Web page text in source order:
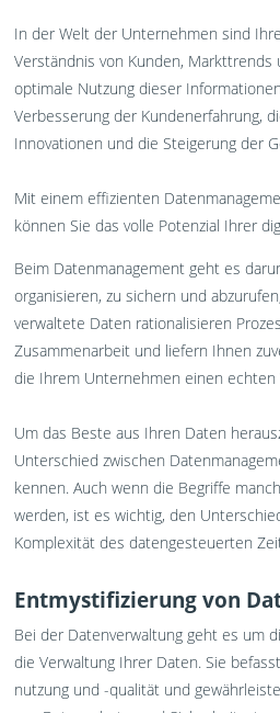
In der Welt der Unternehmen sind
Verständnis von Kunden, Markttrends
optimale Nutzung dieser
Verbesserung der Kundenerfahrung,
Innovationen und die Steigerung der
Mit einem effizienten
können Sie das volle Potenzial Ihrer
Beim Datenmanagement geht es
organisieren, zu sichern und
verwaltete Daten rationalisieren
Zusammenarbeit und liefern Ihnen
die Ihrem Unternehmen einen echten
Um das Beste aus Ihren Daten
Unterschied zwischen
kennen. Auch wenn die Begriffe
werden, ist es wichtig, den
Komplexität des datengesteuerten
Entmystifizierung von
Bei der Datenverwaltung geht es um
die Verwaltung Ihrer Daten. Sie
nutzung und -qualität und